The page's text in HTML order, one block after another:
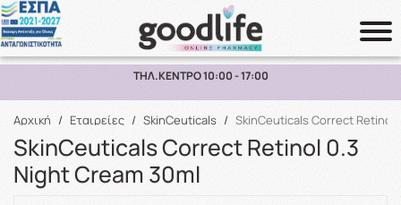
Αναζήτηση
ΠΑΡΑΛΑΒΗ ΑΠΟ ΤΟ ΚΑΤΑΣΤΗΜΑ ΑΝΩ ΤΩΝ 10€
Αρχική / Εταιρείες / SkinCeuticals / SkinCeuticals Correct Retinol
SkinCeuticals Correct Retinol 0.3
Night Cream 30ml